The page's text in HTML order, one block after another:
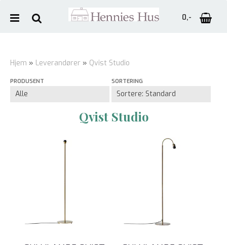
0,-
Hjem » Leverandører » Qvist Studio
PRODUSENT SORTERING
Qvist Studio